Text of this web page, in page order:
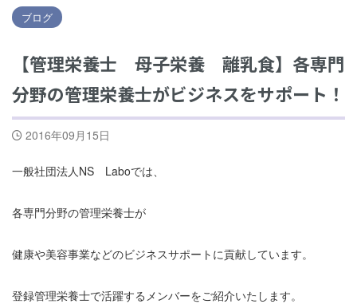
ブログ
【管理栄養士 母子栄養 離乳食】各専門
分野の管理栄養士がビジネスをサポート！
2016年09月15日
一般社団法人NS Laboでは、
各専門分野の管理栄養士が
健康や美容事業などのビジネスサポートに貢献しています。
登録管理栄養士で活躍するメンバーをご紹介いたします。